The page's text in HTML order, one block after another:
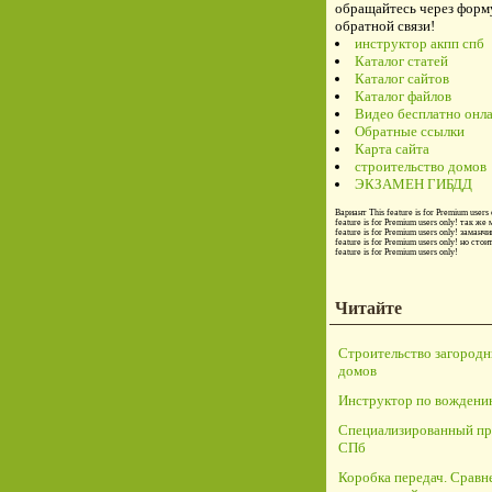
обращайтесь через
обратной связи!
инструктор акпп спб
Каталог статей
Каталог сайтов
Каталог файлов
Видео бесплатно
Обратные ссылки
Карта сайта
строительство домов
ЭКЗАМЕН ГИБДД
Вариант This feature is for Premium users
feature is for Premium users only! так же
feature is for Premium users only!
feature is for Premium users only! но
feature is for Premium users only!
Читайте
Строительство
домов
Инструктор по
Специализированный
СПб
Коробка передач.